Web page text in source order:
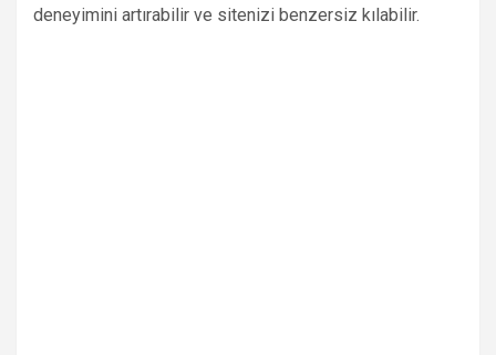
deneyimini artırabilir ve sitenizi benzersiz kılabilir.